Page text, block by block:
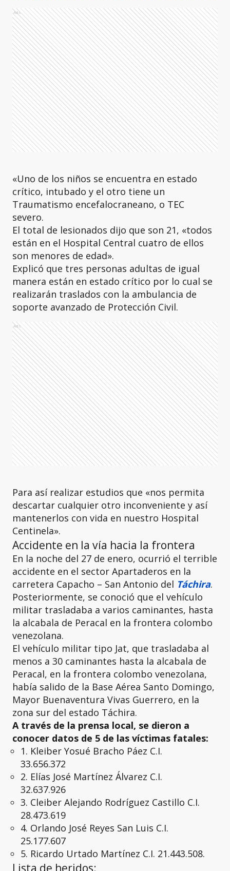
Ads
«Uno de los niños se encuentra en estado
crítico, intubado y el otro tiene un
Traumatismo encefalocraneano, o TEC
severo.
El total de lesionados dijo que son 21, «todos
están en el Hospital Central cuatro de ellos
son menores de edad».
Explicó que tres personas adultas de igual
manera están en estado crítico por lo cual se
realizarán traslados con la ambulancia de
soporte avanzado de Protección Civil.
Ads
Para así realizar estudios que «nos permita
descartar cualquier otro inconveniente y así
mantenerlos con vida en nuestro Hospital
Centinela».
Accidente en la vía hacia la frontera
En la noche del 27 de enero, ocurrió el terrible
accidente en el sector Apartaderos en la
carretera Capacho – San Antonio del Táchira.
Posteriormente, se conoció que el vehículo
militar trasladaba a varios caminantes, hasta
la alcabala de Peracal en la frontera colombo
venezolana.
El vehículo militar tipo Jat, que trasladaba al
menos a 30 caminantes hasta la alcabala de
Peracal, en la frontera colombo venezolana,
había salido de la Base Aérea Santo Domingo,
Mayor Buenaventura Vivas Guerrero, en la
zona sur del estado Táchira.
A través de la prensa local, se dieron a
conocer datos de 5 de las víctimas fatales:
1. Kleiber Yosué Bracho Páez C.I.
33.656.372
2. Elías José Martínez Álvarez C.I.
32.637.926
3. Cleiber Alejando Rodríguez Castillo C.I.
28.473.619
4. Orlando José Reyes San Luis C.I.
25.177.607
5. Ricardo Urtado Martínez C.I. 21.443.508.
Lista de heridos: